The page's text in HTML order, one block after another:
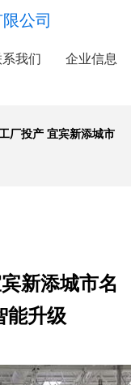
公司
我们 企业信息
厂投产 宜宾新添城市
新添城市名
能升级